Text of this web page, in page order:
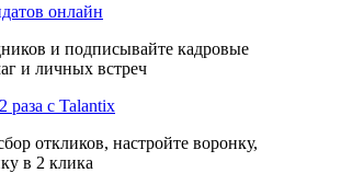
онлайн
и подписывайте кадровые
и личных встреч
раза с Talantix
откликов, настройте воронку,
в 2 клика